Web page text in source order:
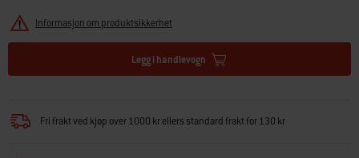
Informasjon om produktsikkerhet
Legg i handlevogn
Fri frakt ved kjøp over 1000 kr ellers standard frakt for 130 kr